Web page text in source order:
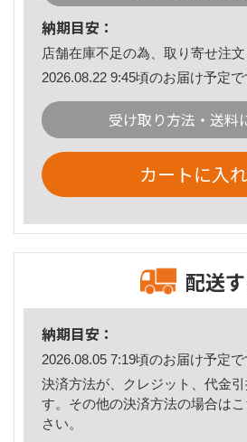
納期目安：
店舗在庫不足の為、取り寄せ注文
2026.08.22 9:45頃のお届け予定で
受け取り方法・送料
カートに入
配送
納期目安：
2026.08.05 7:19頃のお届け予定で
決済方法が、クレジット、代金
す。その他の決済方法の場合は
さい。